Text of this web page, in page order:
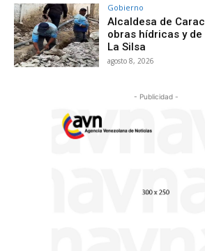
Gobierno
Alcaldesa de
obras hídricas y
La Silsa
agosto 8, 2026
- Publicidad -